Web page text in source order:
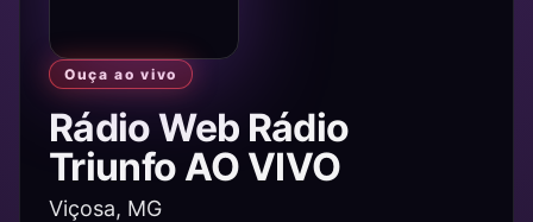
Ouça ao vivo
Rádio Web Rádio
Triunfo AO VIVO
Viçosa, MG